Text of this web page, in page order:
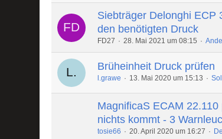
Siebträger Delonghi ECP
den benötigten Druck
FD27 28. Mai 2021 um 08:15
Brüheinheit Druck prüfen
l.grawe 13. Mai 2020 um 15:13
MagnificaS ECAM
nichts kommt - 3
tosie66 20. April 2020 um 16:27